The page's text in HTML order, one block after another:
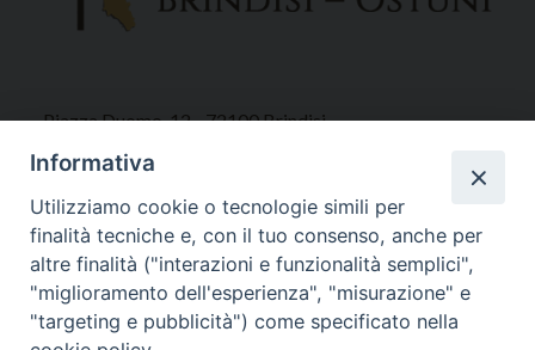
Piazza Duomo, 12 - 72100 Brindisi
Tel 0831.521958
Fax 0831.528315
Orari Curia
Mar. / Mer. / Giov. ore 9 - 13
Informativa
Utilizziamo cookie o tecnologie simili per
finalità tecniche e, con il tuo consenso, anche per
altre finalità ("interazioni e funzionalità semplici",
"miglioramento dell'esperienza", "misurazione" e
"targeting e pubblicità") come specificato nella